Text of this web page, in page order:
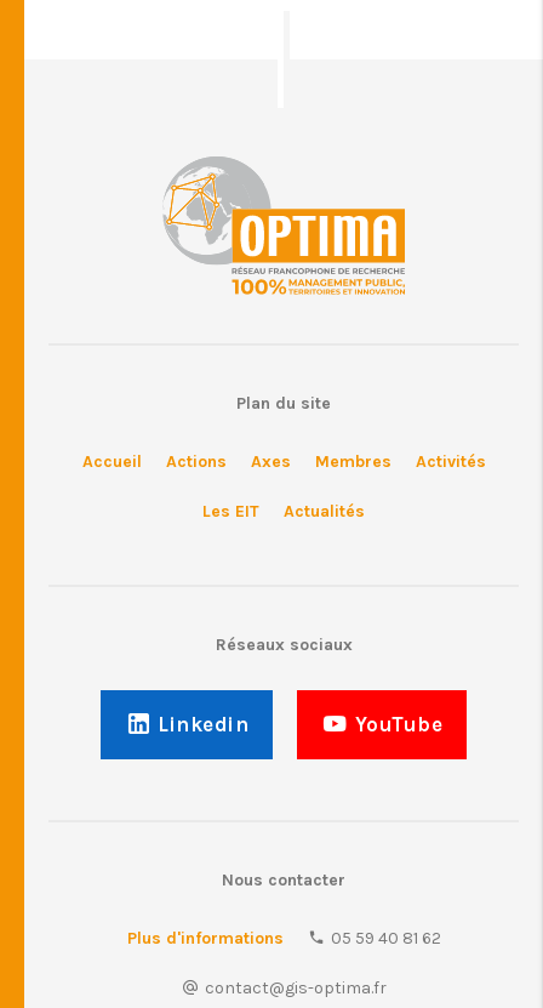
Plan du site
Accueil Actions Axes Membres Activités
Les EIT Actualités
Réseaux sociaux
Linkedin YouTube
Nous contacter
Plus d'informations 05 59 40 81 62
contact@gis-optima.fr